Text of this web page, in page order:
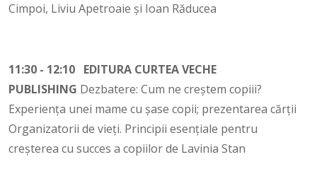
Cimpoi, Liviu Apetroaie și Ioan Răducea
11:30 - 12:10 EDITURA CURTEA VECHE
PUBLISHING Dezbatere: Cum ne creștem copiii?
Experiența unei mame cu șase copii; prezentarea cărții
Organizatorii de vieți. Principii esențiale pentru
creșterea cu succes a copiilor de Lavinia Stan